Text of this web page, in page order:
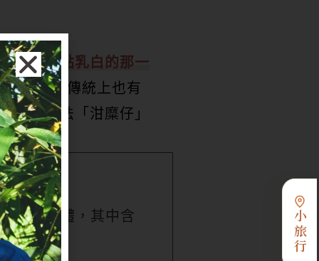
明又帶點乳白的那一
湯」，在傳統上也有
點的說法「泔糜仔」
白色液體，其中含 小旅行